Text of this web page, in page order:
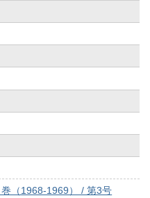
（1968-1969） / 第3号